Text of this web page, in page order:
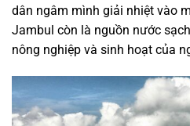
dân ngâm mình giải nhiệt vào
Jambul còn là nguồn nước
nông nghiệp và sinh hoạt của